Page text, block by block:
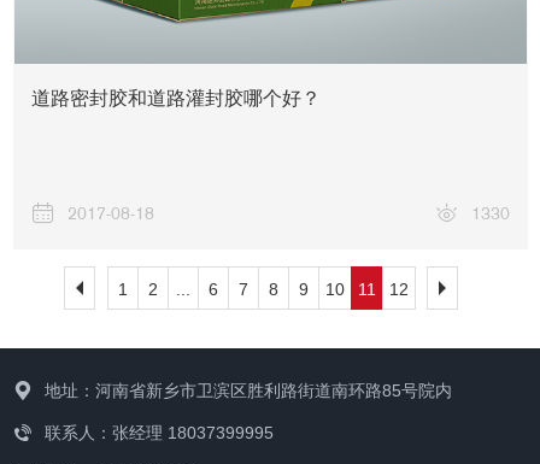
道路密封胶和道路灌封胶哪个好？
2017-08-18 1330
1 2 6 7 8 9 10 11 12
地址：河南省新乡市卫滨区胜利路街道南环路85号院内
联系人：张经理 18037399995